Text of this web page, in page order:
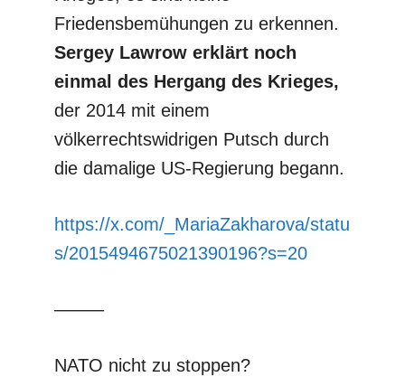
Friedensbemühungen zu erkennen.
Sergey Lawrow erklärt noch
einmal des Hergang des Krieges,
der 2014 mit einem
völkerrechtswidrigen Putsch durch
die damalige US-Regierung begann.
https://x.com/_MariaZakharova/statu
s/2015494675021390196?s=20
–––––
NATO nicht zu stoppen?